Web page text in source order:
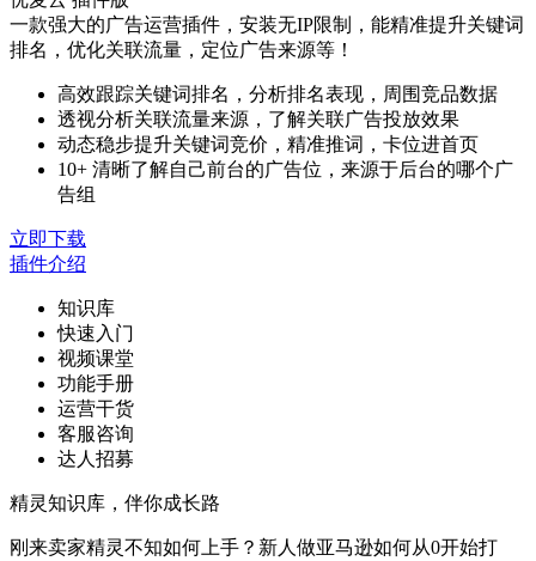
一款强大的广告运营插件，安装无IP限制，能精准提升关键词
排名，优化关联流量，定位广告来源等！
高效跟踪关键词排名，分析排名表现，周围竞品数据
透视分析关联流量来源，了解关联广告投放效果
动态稳步提升关键词竞价，精准推词，卡位进首页
10+ 清晰了解自己前台的广告位，来源于后台的哪个广
告组
立即下载
插件介绍
知识库
快速入门
视频课堂
功能手册
运营干货
客服咨询
达人招募
精灵知识库，伴你成长路
刚来卖家精灵不知如何上手？新人做亚马逊如何从0开始打